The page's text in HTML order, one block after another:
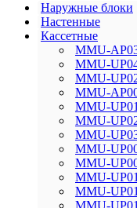
Наружные блоки
Настенные
Кассетные
MMU-
MMU-
MMU-
MMU-
MMU-
MMU-
MMU-
MMU-
MMU-
MMU-
MMU-